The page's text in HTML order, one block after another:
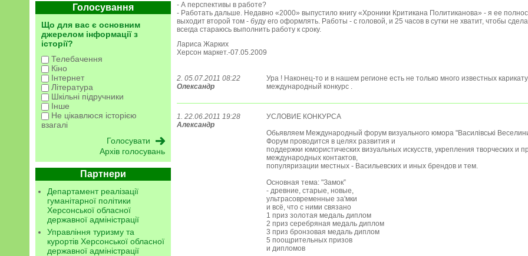
Голосування
Що для вас є основним
джерелом інформації з
історії?
Телебачення
Кіно
Інтернет
Література
Шкільні підручники
Інше
Не цікавлюся історією
взагалі
Архів голосувань
Партнери
Департамент реалізації
гуманітарної політики
Херсонської обласної
державної адміністрації
Управління туризму та
курортів Херсонської обласної
державної адміністрації
- А перспективы в работе?
- Работать дальше. Недавно «2000» выпустило книгу «Хроники Критикана Политиканова» - я ее
выходит второй том - буду его оформлять. Работы - с головой, и 25 часов в сутки не хватит, чтобы
всегда стараюсь выполнить работу к сроку.
Лариса Жарких
Херсон маркет.-07.05.2009
2. 05.07.2011 08:22
Олександр
Ура ! Наконец-то и в нашем регионе есть не только много известных
международный конкурс .
1. 22.06.2011 19:28
Александр
УСЛОВИЕ КОНКУРСА
Обьявляем Международный форум визуального юмора "Василівські
Форум проводится в целях развития и
поддержки юмористических визуальных искусств, укрепления творческих и
международных контактов,
популяризации местных - Васильевских и иных брендов и тем.
Основная тема: "Зaмок”
- древние, старые, новые,
ультрасовременные за'мки
и всё, что с ними связано
1 приз золотая медаль диплом
2 приз серебряная медаль диплом
3 приз бронзовая медаль диплом
5 поощрительных призов
и дипломов